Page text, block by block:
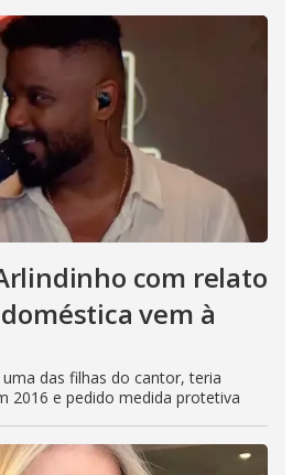
com relato
vem à
das filhas do cantor, teria
2016 e pedido medida protetiva